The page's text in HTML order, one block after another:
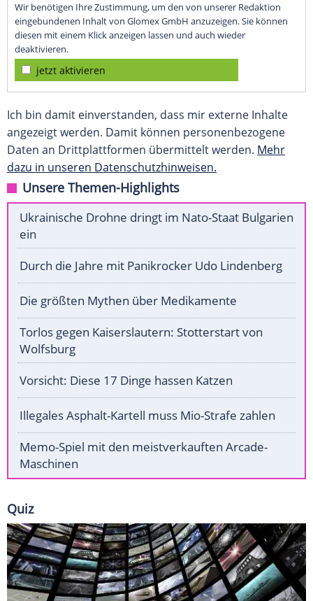
Wir benötigen Ihre Zustimmung, um den von unserer Redaktion
eingebundenen Inhalt von Glomex GmbH anzuzeigen. Sie können
diesen mit einem Klick anzeigen lassen und auch wieder
deaktivieren.
jetzt aktivieren
Ich bin damit einverstanden, dass mir externe Inhalte
angezeigt werden. Damit können personenbezogene
Daten an Drittplattformen übermittelt werden. Mehr
dazu in unseren Datenschutzhinweisen.
Unsere Themen-Highlights
Ukrainische Drohne dringt im Nato-Staat Bulgarien
ein
Durch die Jahre mit Panikrocker Udo Lindenberg
Die größten Mythen über Medikamente
Torlos gegen Kaiserslautern: Stotterstart von
Wolfsburg
Vorsicht: Diese 17 Dinge hassen Katzen
Illegales Asphalt-Kartell muss Mio-Strafe zahlen
Memo-Spiel mit den meistverkauften Arcade-
Maschinen
Quiz